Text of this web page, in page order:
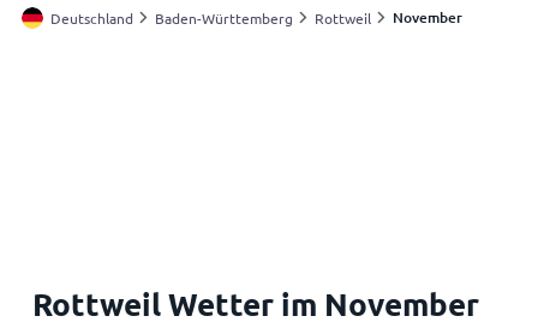
Österreich
Deutschland Baden-Württemberg Rottweil November
Rottweil Wetter im November